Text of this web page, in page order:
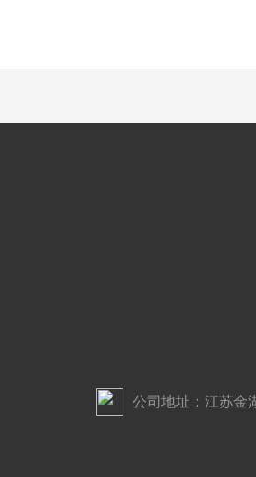
公司地址：江苏金